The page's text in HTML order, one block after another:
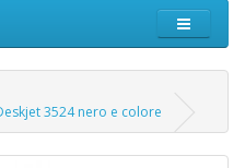
3524 nero e colore